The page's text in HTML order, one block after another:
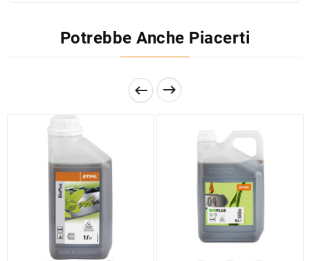
Potrebbe Anche Piacerti
 